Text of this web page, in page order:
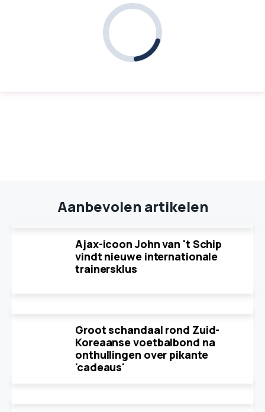
Aanbevolen artikelen
Ajax-icoon John van 't Schip
vindt nieuwe internationale
trainersklus
Groot schandaal rond Zuid-
Koreaanse voetbalbond na
onthullingen over pikante
'cadeaus'